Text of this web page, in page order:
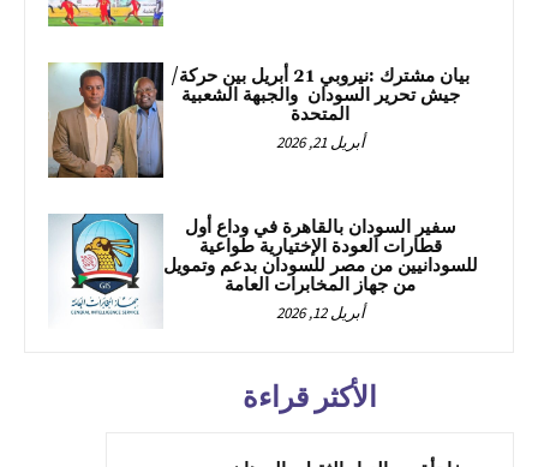
بيان مشترك :نيروبي 21 أبريل بين حركة/
جيش تحرير السودان والجبهة الشعبية
المتحدة
أبريل 21, 2026
سفير السودان بالقاهرة في وداع أول
قطارات العودة الإختيارية طواعية
للسودانيين من مصر للسودان بدعم وتمويل
من جهاز المخابرات العامة
أبريل 12, 2026
الأكثر قراءة